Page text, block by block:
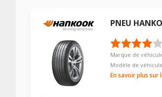
Année de début de motorisation
Année de fin de motorisation
Code motorisation
Numéro de moteur
Frein performance
PNEU
Marque de
Modèle de
En savoir plus sur